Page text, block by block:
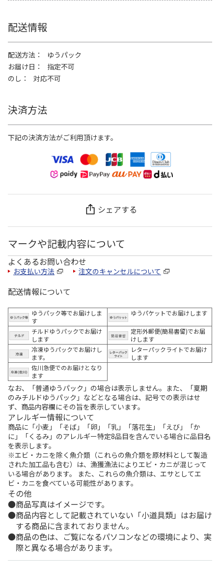
配送情報
配送方法
ゆうパック
お届け日
指定不可
のし
対応不可
決済方法
下記の決済方法がご利用頂けます。
シェアする
マークや記載内容について
よくあるお問い合わせ
お支払い方法 注文のキャンセルについて
配送情報について
ゆうパック等でお届けしま
す
ゆうパケットでお届けします
チルドゆうパックでお届け
します
定形外郵便(簡易書留)でお届
けします
冷凍ゆうパックでお届けし
ます。
レターパックライトでお届け
します
佐川急便でのお届けとなり
ます
なお、「普通ゆうパック」の場合は表示しません。また、「夏期
のみチルドゆうパック」などとなる場合は、記号での表示はせ
ず、商品内容欄にその旨を表示しています。
アレルギー情報について
商品に「小麦」「そば」「卵」「乳」「落花生」「えび」「か
に」「くるみ」のアレルギー特定8品目を含んでいる場合に品目名
を表示します。
※エビ・カニを除く魚介類（これらの魚介類を原材料として製造
された加工品も含む）は、漁獲漁法によりエビ・カニが混じって
いる場合があります。 また、これらの魚介類は、エサとしてエ
ビ・カニを食べている可能性があります。
その他
商品写真はイメージです。
商品内容として記載されていない「小道具類」はお届け
する商品に含まれておりません。
商品の色は、ご覧になるパソコンなどの環境により、実
際と異なる場合があります。